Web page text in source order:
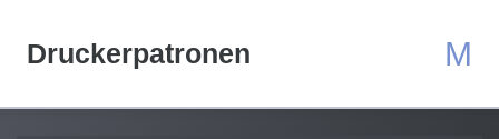
Druckerpatronen M